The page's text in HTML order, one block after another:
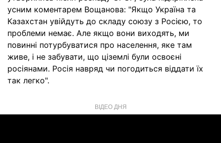
усним коментарем Вощанова: "Якщо Україна та
Казахстан увійдуть до складу союзу з Росією, то
проблеми немає. Але якщо вони виходять, ми
повинні потурбуватися про населення, яке там
живе, і не забувати, що ціземлі були освоєні
росіянами. Росія навряд чи погодиться віддати їх
так легко".
ВІДЕО ДНЯ